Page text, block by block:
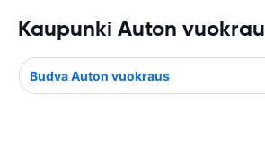
Kaupunki Auton
Budva Auton vuokraus